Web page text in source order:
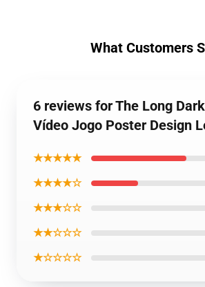
What Customers
6 reviews for The Long
Vídeo Jogo Poster Design
★★★★★
★★★★☆
★★★☆☆
★★☆☆☆
★☆☆☆☆